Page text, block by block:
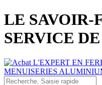
LE SAVOIR-
SERVICE